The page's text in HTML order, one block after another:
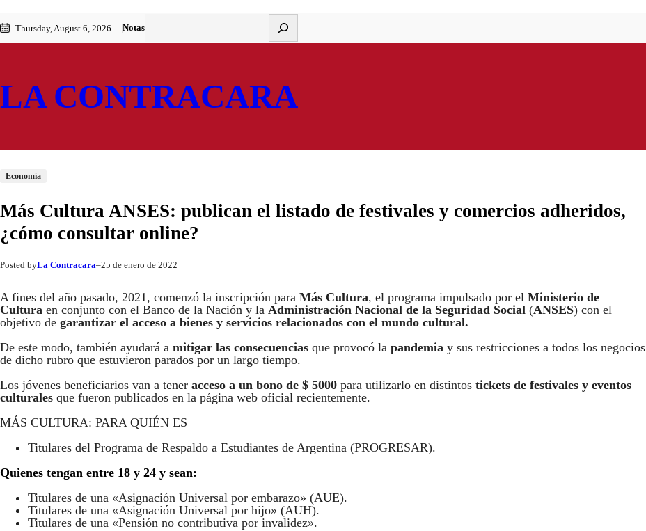
al
contenido
to
content
Thursday, August 6, 2026 Notas
LA CONTRACARA
Economía
Más Cultura ANSES: publican el listado de festivales y comercios adheridos,
¿cómo consultar online?
Posted byLa Contracara–25 de enero de 2022
A fines del año pasado, 2021, comenzó la inscripción para Más Cultura, el programa impulsado por el Ministerio de
Cultura en conjunto con el Banco de la Nación y la Administración Nacional de la Seguridad Social (ANSES) con el
objetivo de garantizar el acceso a bienes y servicios relacionados con el mundo cultural.
De este modo, también ayudará a mitigar las consecuencias que provocó la pandemia y sus restricciones a todos los negocios
de dicho rubro que estuvieron parados por un largo tiempo.
Los jóvenes beneficiarios van a tener acceso a un bono de $ 5000 para utilizarlo en distintos tickets de festivales y eventos
culturales que fueron publicados en la página web oficial recientemente.
MÁS CULTURA: PARA QUIÉN ES
Titulares del Programa de Respaldo a Estudiantes de Argentina (PROGRESAR).
Quienes tengan entre 18 y 24 y sean:
Titulares de una «Asignación Universal por embarazo» (AUE).
Titulares de una «Asignación Universal por hijo» (AUH).
Titulares de una «Pensión no contributiva por invalidez».